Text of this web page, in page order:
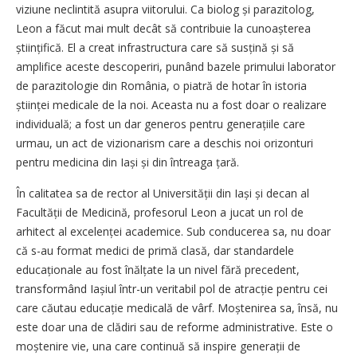
viziune neclintită asupra viitorului. Ca biolog și parazitolog,
Leon a făcut mai mult decât să contribuie la cunoașterea
științifică. El a creat infrastructura care să susțină și să
amplifice aceste descoperiri, punând bazele primului laborator
de parazitologie din România, o piatră de hotar în istoria
științei medicale de la noi. Aceasta nu a fost doar o realizare
individuală; a fost un dar generos pentru generațiile care
urmau, un act de vizionarism care a deschis noi orizonturi
pentru medicina din Iași și din întreaga țară.
În calitatea sa de rector al Universității din Iași și decan al
Facultății de Medicină, profesorul Leon a jucat un rol de
arhitect al excelenței academice. Sub conducerea sa, nu doar
că s-au format medici de primă clasă, dar standardele
educaționale au fost înălțate la un nivel fără precedent,
transformând Iașiul într-un veritabil pol de atracție pentru cei
care căutau educație medicală de vârf. Moștenirea sa, însă, nu
este doar una de clădiri sau de reforme administrative. Este o
moștenire vie, una care continuă să inspire generații de